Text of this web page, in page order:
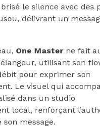
le silence avec des
délivrant un
One Master ne fait
utilisant son
pour exprimer son
Le visuel qui
dans un studio
local, renforçant
son message.